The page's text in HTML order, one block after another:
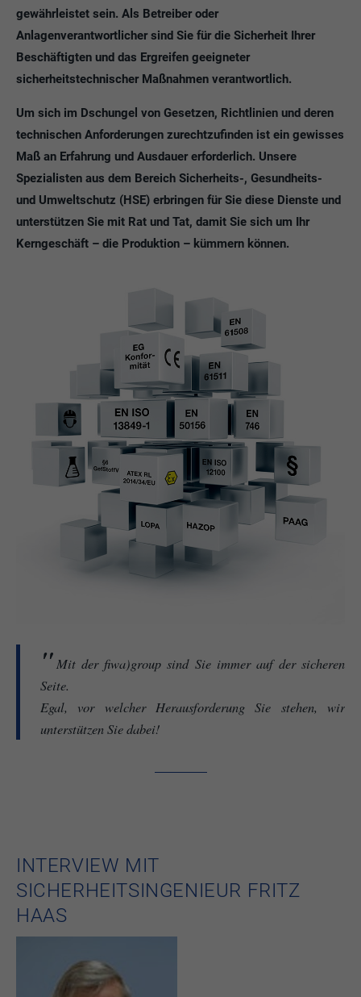
gewährleistet sein. Als Betreiber oder
Anlagenverantwortlicher sind Sie für die Sicherheit Ihrer
Beschäftigten und das Ergreifen geeigneter
sicherheitstechnischer Maßnahmen verantwortlich.
Um sich im Dschungel von Gesetzen, Richtlinien und deren
technischen Anforderungen zurechtzufinden ist ein gewisses
Maß an Erfahrung und Ausdauer erforderlich. Unsere
Spezialisten aus dem Bereich Sicherheits-, Gesundheits-
und Umweltschutz (HSE) erbringen für Sie diese Dienste und
unterstützen Sie mit Rat und Tat, damit Sie sich um Ihr
Kerngeschäft – die Produktion – kümmern können.
Mit der fiwa)group sind Sie immer auf der sicheren
Seite.
Egal, vor welcher Herausforderung Sie stehen, wir
unterstützen Sie dabei!
INTERVIEW MIT
SICHERHEITSINGENIEUR FRITZ
HAAS